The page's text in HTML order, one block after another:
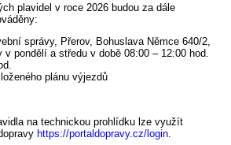
plavidel v roce 2026 budou za dále
správy, Přerov, Bohuslava Němce 640/2,
v pondělí a středu v době 08:00 – 12:00 hod.
plánu výjezdů
na technickou prohlídku lze využít
https://portaldopravy.cz/login